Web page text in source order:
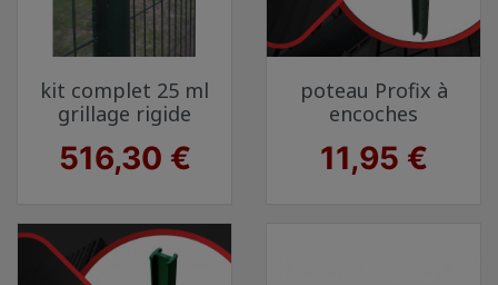
kit complet 25 ml
grillage rigide
Prix
516,30 €
poteau Profix à
encoches
Prix
11,95 €